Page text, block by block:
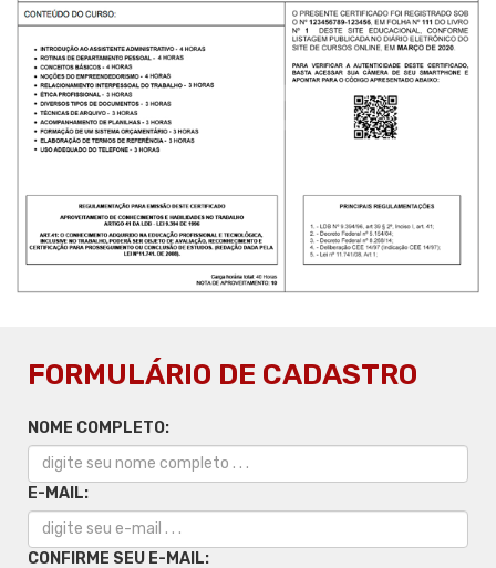
FORMULÁRIO DE CADASTRO
NOME COMPLETO:
E-MAIL:
CONFIRME SEU E-MAIL: